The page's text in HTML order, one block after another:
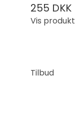
255 DKK
Vis produkt
Tilbud